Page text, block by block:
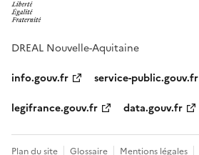
DREAL Nouvelle-Aquitaine
info.gouv.fr
service-public.gouv.fr
legifrance.gouv.fr
data.gouv.fr
Plan du site Glossaire Mentions légales